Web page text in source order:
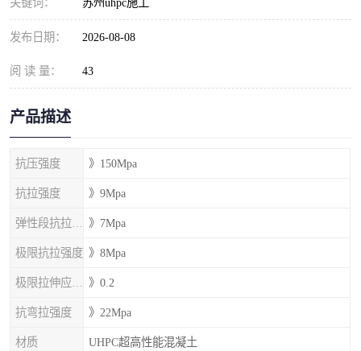
发布日期： 2026-08-08
阅 读 量： 43
产品描述
抗压强度 》150Mpa
抗拉强度 》9Mpa
》7Mpa
极限抗拉强度 》8Mpa
》0.2
抗弯拉强度 》22Mpa
材质 UHPC超高性能混凝土